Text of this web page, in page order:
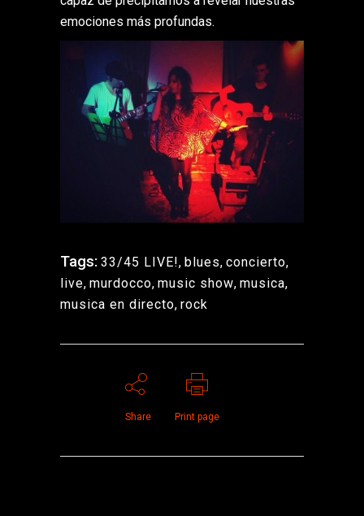
emociones más profundas.
Tags: 33/45 LIVE!, blues, concierto,
live, murdocco, music show, musica,
musica en directo, rock
Share Print page